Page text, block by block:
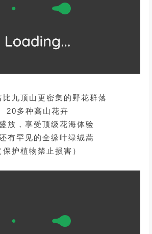
比九顶山更密集的野花群落
20多种高山花卉
盛放，享受顶级花海体验
保护植物禁止损害）